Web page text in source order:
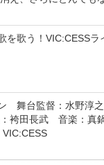
歌う！VIC:CESSラ
舞台監督：水野淳之
袴田長武 音楽：真
VIC:CESS